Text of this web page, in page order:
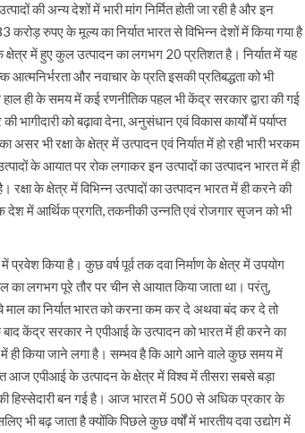
की अन्य देशों में भारी मांग निर्मित होती जा रही है और इन
करोड़ रुपए के मूल्य का निर्यात भारत से विभिन्न देशों में किया गया है
में हुए कुल उत्पादन का लगभग 20 प्रतिशत है। निर्यात में यह
आत्मनिर्भरता और नवाचार के प्रति इसकी प्रतिबद्धता को भी
हाल ही के समय में कई रणनीतिक पहल भी केंद्र सरकार द्वारा की गई
को बढ़ावा देना, अनुसंधान एवं विकास कार्यों में पर्याप्त
भी रक्षा के क्षेत्र में उत्पादन एवं निर्यात में हो रही भारी भरकम
के आयात पर रोक लगाकर इन उत्पादों का उत्पादन भारत में ही
के क्षेत्र में विभिन्न उत्पादों का उत्पादन भारत में ही करने की
देश में आर्थिक प्रगति, तकनीकी उन्नति एवं रोजगार सृजन को भी
प्रवेश किया है। कुछ वर्ष पूर्व तक दवा निर्माण के क्षेत्र में उपयोग
का लगभग पूरे तौर पर चीन से आयात किया जाता था। परंतु,
का निर्यात भारत को करना कम कर दे अथवा बंद कर दे तो
बाद केंद्र सरकार ने एपीआई के उत्पादन को भारत में ही करने का
में ही किया जाने लगा है। सम्भव है कि आगे आने वाले कुछ समय में
आज एपीआई के उत्पादन के क्षेत्र में विश्व में तीसरा सबसे बड़ा
हिस्सेदारी बन गई है। आज भारत में 500 से अधिक प्रकार के
भी बढ़ जाता है क्योंकि पिछले कुछ वर्षों में भारतीय दवा उद्योग में